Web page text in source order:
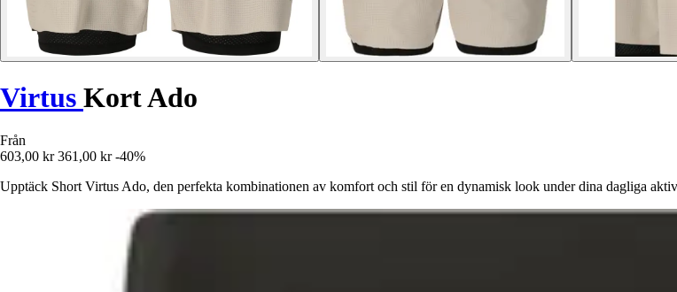
Virtus Kort Ado
Från
603,00 kr 361,00 kr -40%
Upptäck Short Virtus Ado, den perfekta kombinationen av komfort och stil för en dynamisk look under dina dagliga